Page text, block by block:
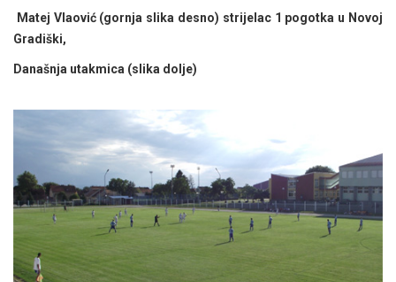
Matej Vlaović (gornja slika desno) strijelac 1 pogotka u Novoj
Gradiški,
Današnja utakmica (slika dolje)